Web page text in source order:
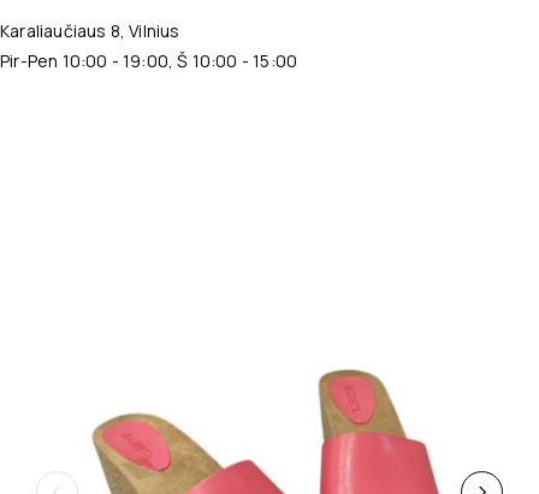
Karaliaučiaus 8, Vilnius
Pir-Pen 10:00 - 19:00, Š 10:00 - 15:00